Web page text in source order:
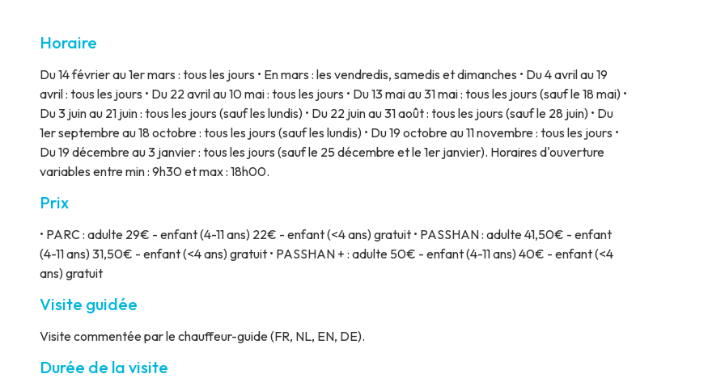
Horaire
Du 14 février au 1er mars : tous les jours • En mars : les vendredis, samedis et dimanches • Du 4 avril au 19
avril : tous les jours • Du 22 avril au 10 mai : tous les jours • Du 13 mai au 31 mai : tous les jours (sauf le 18 mai) •
Du 3 juin au 21 juin : tous les jours (sauf les lundis) • Du 22 juin au 31 août : tous les jours (sauf le 28 juin) • Du
1er septembre au 18 octobre : tous les jours (sauf les lundis) • Du 19 octobre au 11 novembre : tous les jours •
Du 19 décembre au 3 janvier : tous les jours (sauf le 25 décembre et le 1er janvier). Horaires d'ouverture
variables entre min : 9h30 et max : 18h00.
Prix
• PARC : adulte 29€ - enfant (4-11 ans) 22€ - enfant (<4 ans) gratuit • PASSHAN : adulte 41,50€ - enfant
(4-11 ans) 31,50€ - enfant (<4 ans) gratuit • PASSHAN + : adulte 50€ - enfant (4-11 ans) 40€ - enfant (<4
ans) gratuit
Visite guidée
Visite commentée par le chauffeur-guide (FR, NL, EN, DE).
Durée de la visite